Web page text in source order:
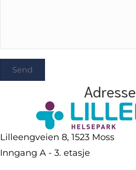
Send
Adresse
Lilleengveien 8, 1523 Moss
Inngang A - 3. etasje